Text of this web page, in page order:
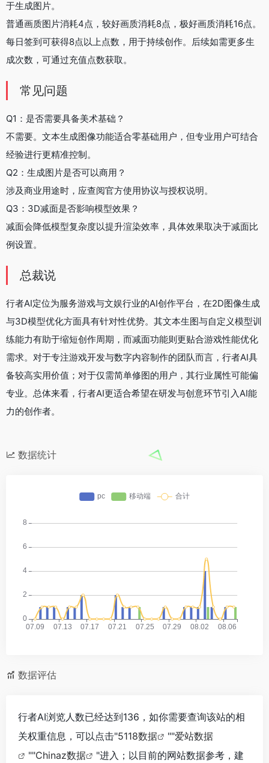
于生成图片。
普通画质图片消耗4点，较好画质消耗8点，极好画质消耗16点。
每日签到可获得8点以上点数，用于持续创作。后续如需更多生
成次数，可通过充值点数获取。
常见问题
Q1：是否需要具备美术基础？
不需要。文本生成图像功能适合零基础用户，但专业用户可结合
经验进行更精准控制。
Q2：生成图片是否可以商用？
涉及商业用途时，应查阅官方使用协议与授权说明。
Q3：3D减面是否影响模型效果？
减面会降低模型复杂度以提升渲染效率，具体效果取决于减面比
例设置。
总裁说
行者AI定位为服务游戏与文娱行业的AI创作平台，在2D图像生成
与3D模型优化方面具有针对性优势。其文本生图与自定义模型训
练能力有助于缩短创作周期，而减面功能则更贴合游戏性能优化
需求。对于专注游戏开发与数字内容制作的团队而言，行者AI具
备较高实用价值；对于仅需简单修图的用户，其行业属性可能偏
专业。总体来看，行者AI更适合希望在研发与创意环节引入AI能
力的创作者。
数据统计
数据评估
行者AI浏览人数已经达到136，如你需要查询该站的相
关权重信息，可以点击"5118数据 ""爱站数据
""Chinaz数据
"进入；以目前的网站数据参考，建